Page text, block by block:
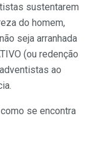
sustentarem
do homem,
seja arranhada
(ou redenção
ao
se encontra